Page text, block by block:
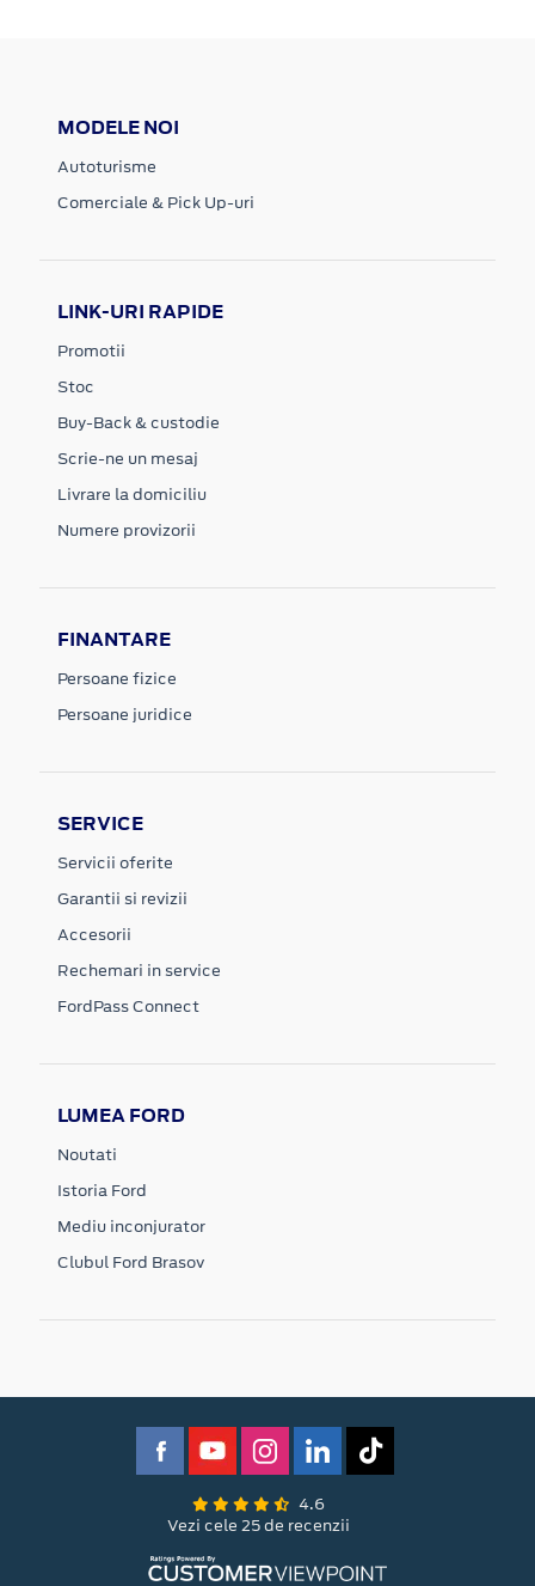
MODELE NOI
Autoturisme
Comerciale & Pick Up-uri
LINK-URI RAPIDE
Promotii
Stoc
Buy-Back & custodie
Scrie-ne un mesaj
Livrare la domiciliu
Numere provizorii
FINANTARE
Persoane fizice
Persoane juridice
SERVICE
Servicii oferite
Garantii si revizii
Accesorii
Rechemari in service
FordPass Connect
LUMEA FORD
Noutati
Istoria Ford
Mediu inconjurator
Clubul Ford Brasov
4.6
Vezi cele 25 de recenzii